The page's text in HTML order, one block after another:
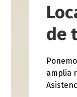
de
amplia